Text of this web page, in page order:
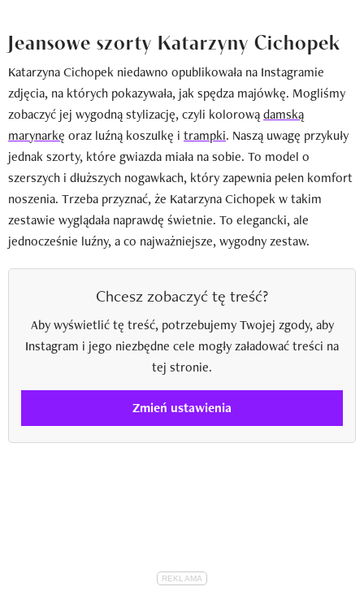
Jeansowe szorty Katarzyny Cichopek
Katarzyna Cichopek niedawno opublikowała na Instagramie
zdjęcia, na których pokazywała, jak spędza majówkę. Mogliśmy
zobaczyć jej wygodną stylizację, czyli kolorowądamską
marynarkę oraz luźną koszulkę i trampki. Naszą uwagę przykuły
jednak szorty, które gwiazda miała na sobie. To model o
szerszych i dłuższych nogawkach, który zapewnia pełen komfort
noszenia. Trzeba przyznać, że Katarzyna Cichopek w takim
zestawie wyglądała naprawdę świetnie. To elegancki, ale
jednocześnie luźny, a co najważniejsze, wygodny zestaw.
Chcesz zobaczyć tę treść?
Aby wyświetlić tę treść, potrzebujemy Twojej zgody, aby
Instagram i jego niezbędne cele mogły załadować treści na
tej stronie.
Zmień ustawienia